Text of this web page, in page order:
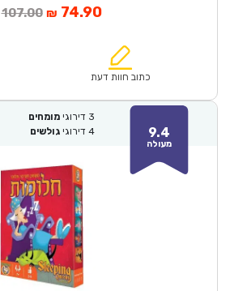
107.00המחיר
₪107.00.
₪ 74.90המחיר
הוא:
כתוב חוות דעת
9.4
מעולה
3 דירוגי מומחים
4 דירוגי גולשים